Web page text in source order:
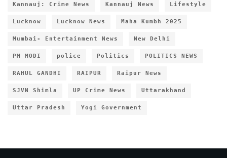
Kannauj: Crime News Kannauj News Lifestyle
Lucknow Lucknow News Maha Kumbh 2025
Mumbai- Entertainment News New Delhi
PM MODI police Politics POLITICS NEWS
RAHUL GANDHI RAIPUR Raipur News
SJVN Shimla UP Crime News Uttarakhand
Uttar Pradesh Yogi Government